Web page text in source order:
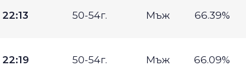
22:13 50-54г. Мъж 66.39%
22:19 50-54г. Мъж 66.09%